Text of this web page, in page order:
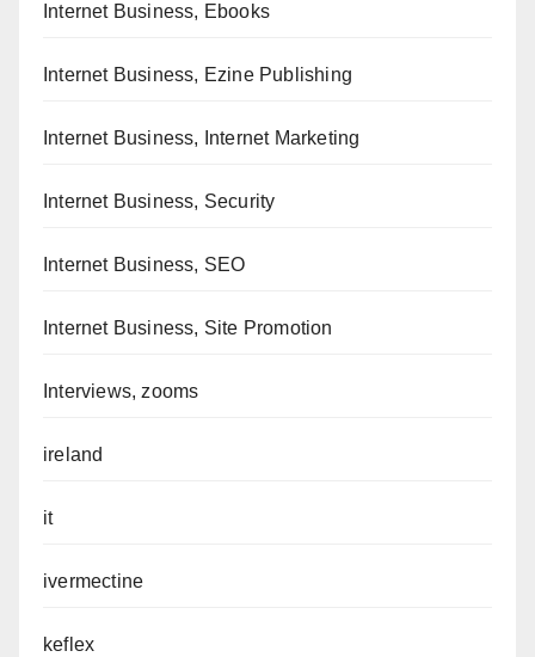
Internet Business, Ebooks
Internet Business, Ezine Publishing
Internet Business, Internet Marketing
Internet Business, Security
Internet Business, SEO
Internet Business, Site Promotion
Interviews, zooms
ireland
it
ivermectine
keflex